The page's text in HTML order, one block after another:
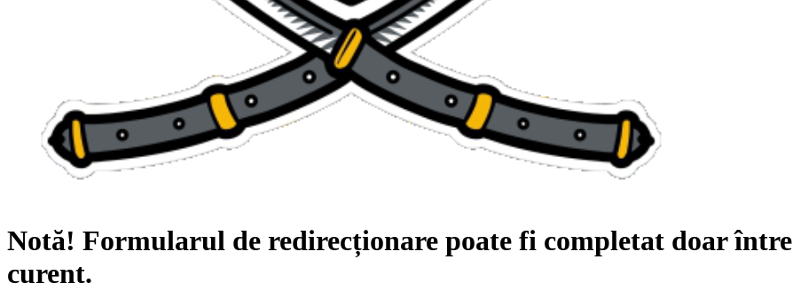
Notă! Formularul de redirecționare poate fi completat doar între
curent.